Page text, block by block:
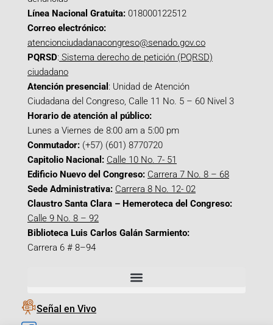
Línea Nacional Gratuita: 018000122512
Correo electrónico:
atencionciudadanacongreso@senado.gov.co
PQRSD: Sistema derecho de petición (PQRSD)
ciudadano
Atención presencial : Unidad de Atención
Ciudadana del Congreso, Calle 11 No. 5 – 60 Nivel 3
Horario de atención al público:
Lunes a Viernes de 8:00 am a 5:00 pm
Conmutador: (+57) (601) 8770720
Capitolio Nacional: Calle 10 No. 7- 51
Edificio Nuevo del Congreso: Carrera 7 No. 8 – 68
Sede Administrativa: Carrera 8 No. 12- 02
Claustro Santa Clara – Hemeroteca del Congreso:
Calle 9 No. 8 – 92
Biblioteca Luis Carlos Galán Sarmiento:
Carrera 6 # 8–94
Señal en Vivo